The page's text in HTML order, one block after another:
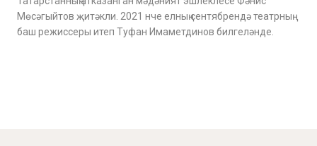
Мөсәгыйтов җитәкли. 2021 нче елның сентябрендә театрның
баш режиссеры итеп Туфан Имаметдинов билгеләнде.